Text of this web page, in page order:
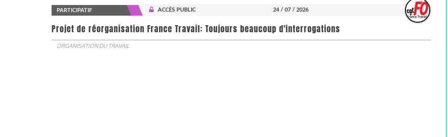
PARTICIPATIF ACCÈS PUBLIC 24 / 07 / 2026
Projet de réorganisation France Travail: Toujours beaucoup d'interrogations
ORGANISATION DU TRAVAIL